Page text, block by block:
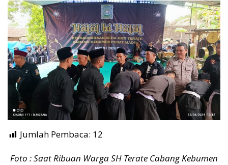
Jumlah Pembaca: 12
Foto : Saat Ribuan Warga SH Terate Cabang Kebumen